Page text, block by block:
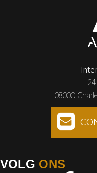
08000
VOLG ONS